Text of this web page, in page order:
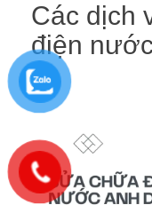
Các dịch
điện